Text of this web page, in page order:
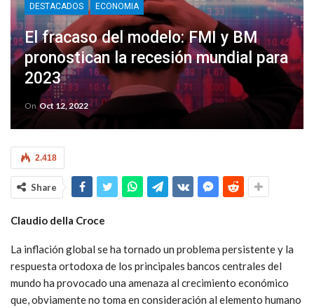
DESTACADOS ECONOMIA
El fracaso del modelo: FMI y BM
pronostican la recesión mundial para
2023
OnOct 12, 2022
2.418
Share
Claudio della Croce
La inflación global se ha tornado un problema persistente y la
respuesta ortodoxa de los principales bancos centrales del
mundo ha provocado una amenaza al crecimiento económico
que, obviamente no toma en consideración al elemento humano